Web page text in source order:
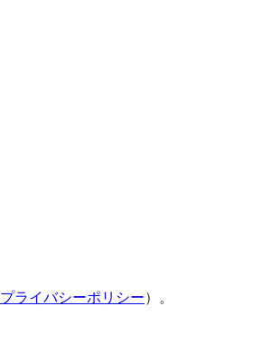
プライバシーポリシー）。